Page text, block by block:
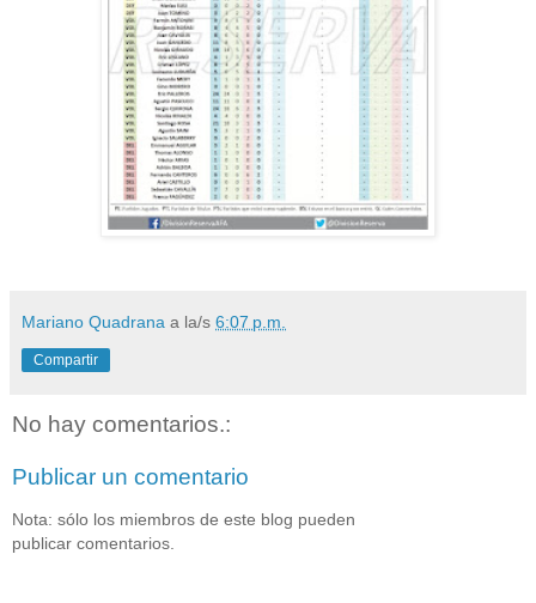
Mariano Quadrana a la/s 6:07 p.m.
Compartir
No hay comentarios.:
Publicar un comentario
Nota: sólo los miembros de este blog pueden
publicar comentarios.